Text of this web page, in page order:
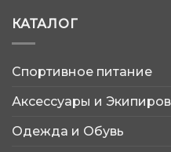
КАТАЛОГ
Спортивное питание
Аксессуары и
Одежда и Обувь